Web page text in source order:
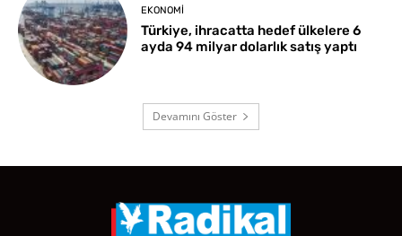
EKONOMI
Türkiye, ihracatta hedef ülkelere 6
ayda 94 milyar dolarlık satış yaptı
Devamını Göster